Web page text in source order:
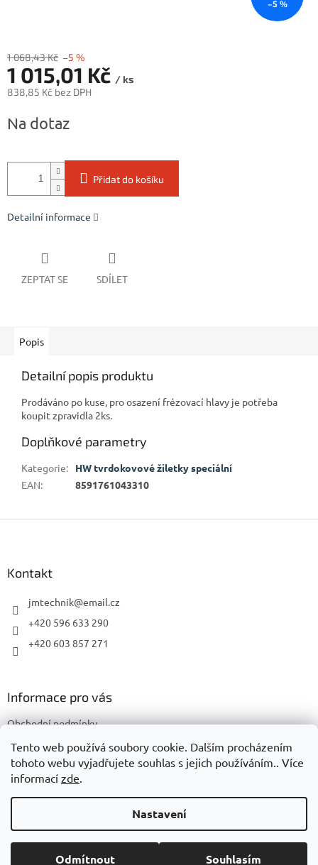
Tento web používá soubory cookie. Dalším procházením
tohoto webu vyjadřujete souhlas s jejich používáním.. Více
informací zde.
Nastavení
Odmítnout Souhlasím
–5 %
1 068,43 Kč –5 %
1 015,01 Kč / ks
838,85 Kč bez DPH
cena:
Na dotaz
Přidat do košíku
Detailní informace
ZEPTAT SE SDÍLET
Popis
Detailní popis produktu
Prodáváno po kuse, pro osazení frézovací hlavy je potřeba
koupit zpravidla 2ks.
Doplňkové parametry
Kategorie:
HW tvrdokovové žiletky speciální
EAN: 8591761043310
Kontakt
jmtechnik@email.cz
+420 596 633 290
+420 603 857 271
Informace pro vás
Obchodní podmínky
Podmínky ochrany osobních údajů
Copyright 2026JMTechnik. Všechna práva vyhrazena.Upravit